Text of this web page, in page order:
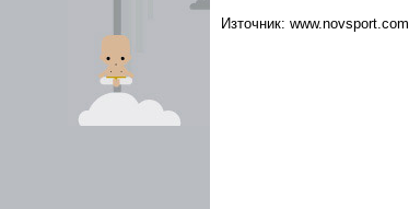
Източник: www.novsport.com